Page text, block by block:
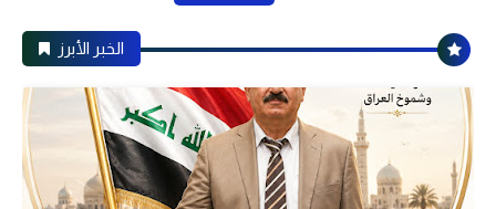
الخبر الأبرز